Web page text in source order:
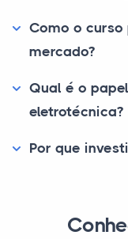
Como o curso
mercado?
Qual é o
eletrotécnica?
Por que